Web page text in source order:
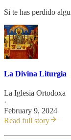
Si te has perdido
La Divina Liturgia
La Iglesia Ortodoxa
·
February 9, 2024
Read full story